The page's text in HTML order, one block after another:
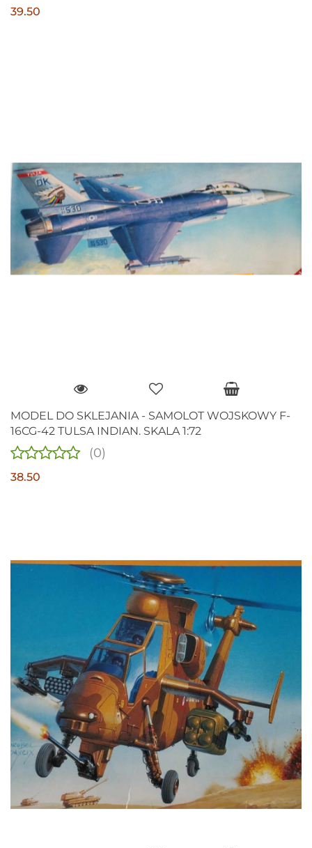
39.50
MODEL DO SKLEJANIA - SAMOLOT WOJSKOWY F-
16CG-42 TULSA INDIAN. SKALA 1:72
(0)
38.50